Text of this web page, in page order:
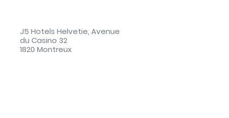
J5 Hotels Helvetie, Avenue
du Casino 32
1820 Montreux